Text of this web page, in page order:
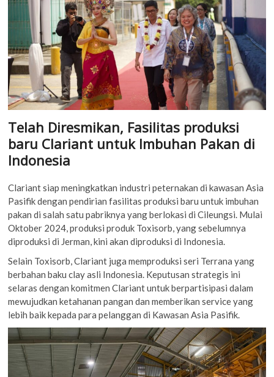
Telah Diresmikan, Fasilitas produksi
baru Clariant untuk Imbuhan Pakan di
Indonesia
Clariant siap meningkatkan industri peternakan di kawasan Asia
Pasifik dengan pendirian fasilitas produksi baru untuk imbuhan
pakan di salah satu pabriknya yang berlokasi di Cileungsi. Mulai
Oktober 2024, produksi produk Toxisorb, yang sebelumnya
diproduksi di Jerman, kini akan diproduksi di Indonesia.
Selain Toxisorb, Clariant juga memproduksi seri Terrana yang
berbahan baku clay asli Indonesia. Keputusan strategis ini
selaras dengan komitmen Clariant untuk berpartisipasi dalam
mewujudkan ketahanan pangan dan memberikan service yang
lebih baik kepada para pelanggan di Kawasan Asia Pasifik.